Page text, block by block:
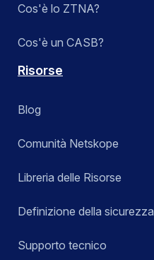
Cos'è lo ZTNA?
Cos'è un CASB?
Risorse
Blog
Comunità Netskope
Libreria delle Risorse
Definizione della sicurezza
Supporto tecnico